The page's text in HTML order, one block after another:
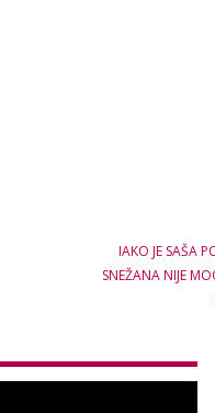
IAKO JE SAŠA
SNEŽANA NIJE